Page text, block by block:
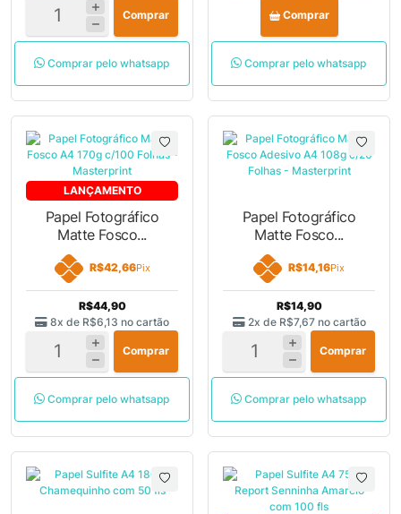
Comprar
Comprar pelo whatsapp
Comprar
Comprar pelo whatsapp
LANÇAMENTO
Papel Fotográfico
Matte Fosco...
R$42,66Pix
R$44,90
8x de R$6,13 no cartão
Comprar
Comprar pelo whatsapp
Papel Fotográfico
Matte Fosco...
R$14,16Pix
R$14,90
2x de R$7,67 no cartão
Comprar
Comprar pelo whatsapp